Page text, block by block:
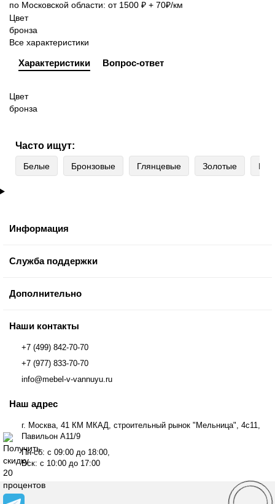
по Московской области: от 1500 ₽ + 70₽/км
Цвет
бронза
Все характеристики
Характеристики Вопрос-ответ
Цвет
бронза
Часто ищут:
Белые Бронзовые Глянцевые Золотые
Информация
Служба поддержки
Дополнительно
Наши контакты
+7 (499) 842-70-70
+7 (977) 833-70-70
info@mebel-v-vannuyu.ru
Наш адрес
г. Москва, 41 КМ МКАД, строительный рынок "Мельница", 4с11,
Павильон А11/9
Пн-сб: с 09:00 до 18:00,
Вск: с 10:00 до 17:00